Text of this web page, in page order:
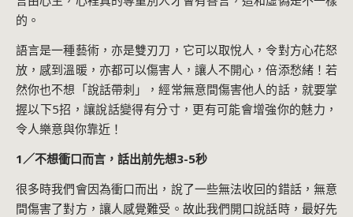
的。
語言是一種藝術，亦是雙刃刀，它可以取悅人，令對方心花怒
放，感到溫暖，亦都可以傷害人，讓人不開心，倍添愁緒！若
然你也不想「說話帶刺」，經常無意間傷害他人的話，就要掌
握以下5招，讓說話變得有分寸，更有可能會增強你的魅力，
令人樂意與你靠近！
1／不想衝口而言，話出前先想3-5秒
很多時我們會因為衝口而出，說了一些無法收回的錯話，無意
間傷害了對方，讓人感覺難受。故此我們開口說話時，最好先